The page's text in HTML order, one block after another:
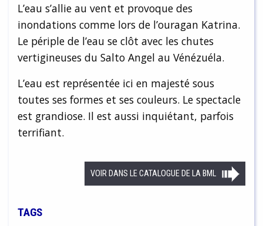
L’eau s’allie au vent et provoque des
inondations comme lors de l’ouragan Katrina.
Le périple de l’eau se clôt avec les chutes
vertigineuses du Salto Angel au Vénézuéla.
L’eau est représentée ici en majesté sous
toutes ses formes et ses couleurs. Le spectacle
est grandiose. Il est aussi inquiétant, parfois
terrifiant.
VOIR DANS LE CATALOGUE DE LA BML
TAGS